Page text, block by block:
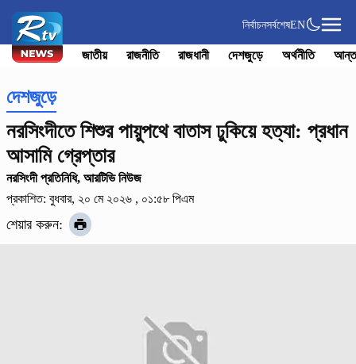
নির্বাচনসর্বশেষEN
জাতীয় রাজনীতি রাজধানী দেশজুড়ে অর্থনীতি
দেশজুড়ে
নরসিংদীতে শিশুর পায়ুপথে বাতাস ঢুকিয়ে হত্যা: প্রধান
আসামি গ্রেপ্তার
নরসিংদী প্রতিনিধি, আরটিভি নিউজ
প্রকাশিত: বুধবার, ২০ মে ২০২৬ , ০১:৫৮ পিএম
শেয়ার করুন: